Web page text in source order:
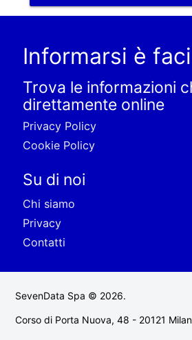
Informarsi è
Trova le informazioni
direttamente online
Privacy Policy
Cookie Policy
Su di noi
Chi siamo
Privacy
Contatti
SevenData Spa © 2026.
Corso di Porta Nuova, 48 - 20121